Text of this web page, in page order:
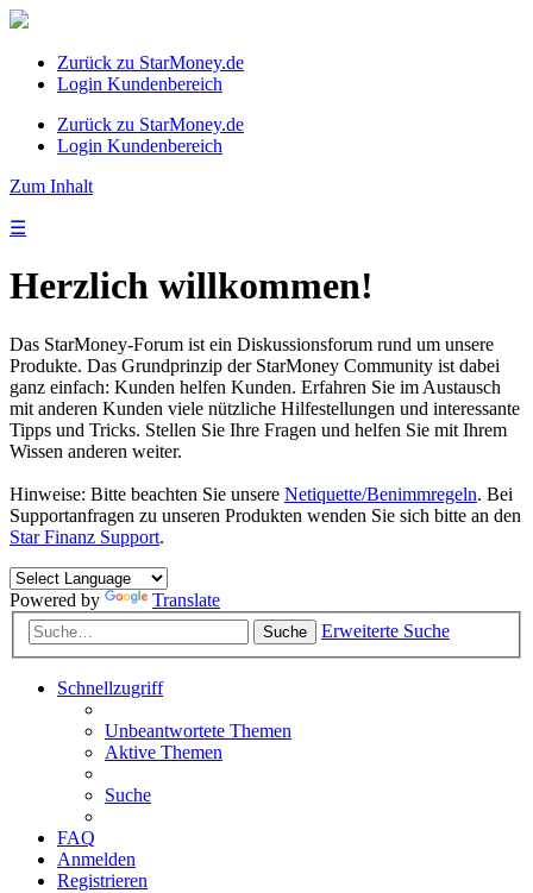
Zurück zu StarMoney.de
Login Kundenbereich
Zurück zu StarMoney.de
Login Kundenbereich
Zum Inhalt
☰
Herzlich willkommen!
Das StarMoney-Forum ist ein Diskussionsforum rund um unsere
Produkte. Das Grundprinzip der StarMoney Community ist dabei
ganz einfach: Kunden helfen Kunden. Erfahren Sie im Austausch
mit anderen Kunden viele nützliche Hilfestellungen und interessante
Tipps und Tricks. Stellen Sie Ihre Fragen und helfen Sie mit Ihrem
Wissen anderen weiter.
Hinweise: Bitte beachten Sie unsere Netiquette/Benimmregeln. Bei
Supportanfragen zu unseren Produkten wenden Sie sich bitte an den
Star Finanz Support.
Powered by Translate
Suche Erweiterte Suche
Schnellzugriff
Unbeantwortete Themen
Aktive Themen
Suche
FAQ
Anmelden
Registrieren